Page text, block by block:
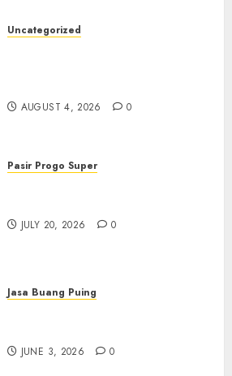
Uncategorized
AUGUST 4, 2026 0
Pasir Progo Super
JULY 20, 2026 0
Jasa Buang Puing
JUNE 3, 2026 0